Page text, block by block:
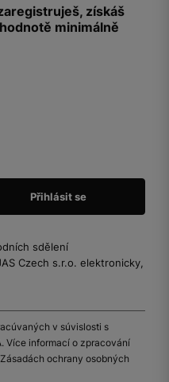
získáš
minimálně
sdělení
Czech s.r.o. elektronicky,
v súvislosti s
Více informací o zpracování
ochrany osobných